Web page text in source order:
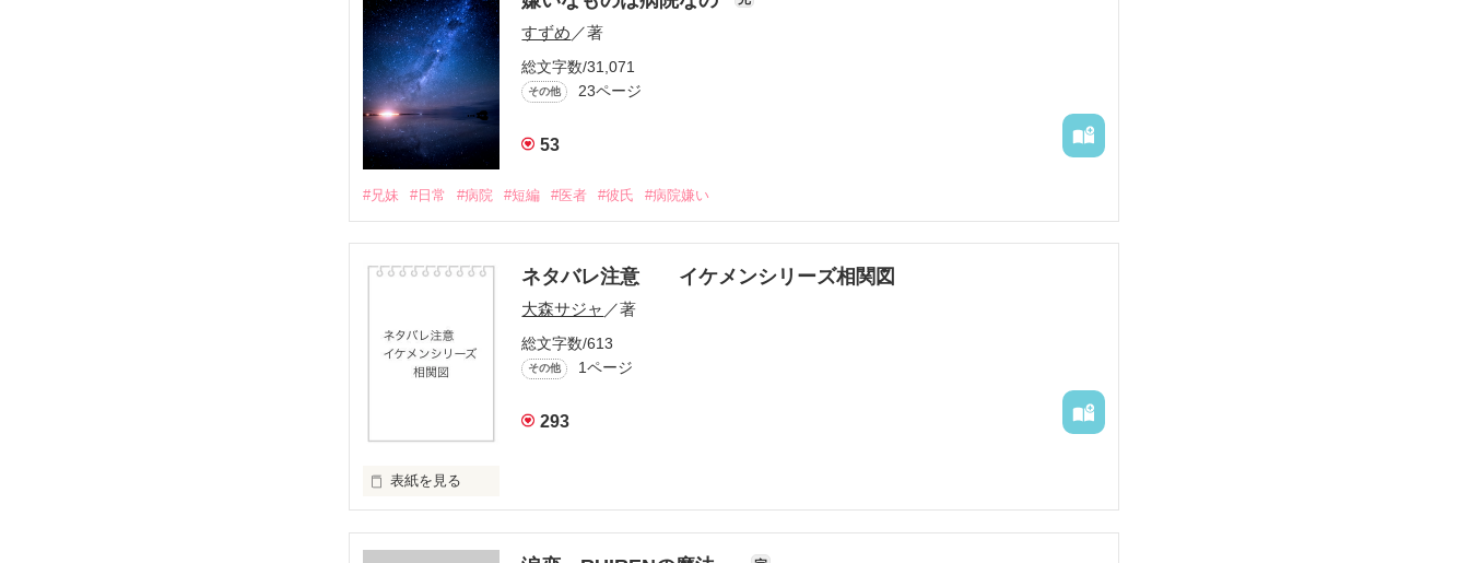
すずめ ／著
総文字数/31,071
その他 23ページ
53
#兄妹 #日常 #病院 #短編 #医者 #彼氏 #病院嫌い
ネタバレ注意 イケメンシリーズ相関図
大森サジャ ／著
総文字数/613
その他 1ページ
293
表紙を見る